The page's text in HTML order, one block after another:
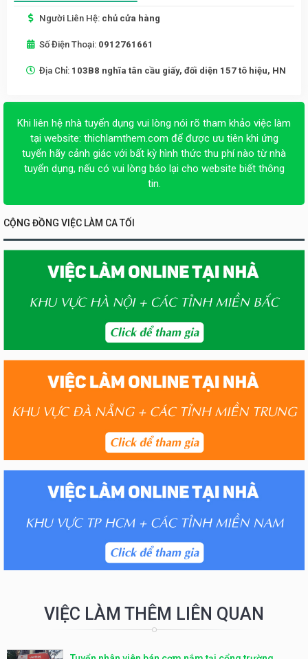
Người Liên Hệ: chủ cửa hàng
Số Điện Thoại: 0912761661
Địa Chỉ: 103B8 nghĩa tân cầu giấy, đối diện 157 tô hiệu, HN
Khi liên hệ nhà tuyển dụng vui lòng nói rõ tham khảo việc làm
tại website: thichlamthem.com để được ưu tiên khi ứng
tuyển hãy cảnh giác với bất kỳ hình thức thu phí nào từ nhà
tuyển dụng, nếu có vui lòng báo lại cho website biết thông
tin.
CỘNG ĐỒNG VIỆC LÀM CA TỐI
VIỆC LÀM THÊM LIÊN QUAN